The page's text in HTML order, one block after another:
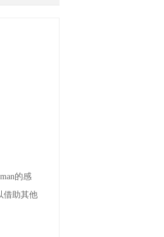
的感
借助其他